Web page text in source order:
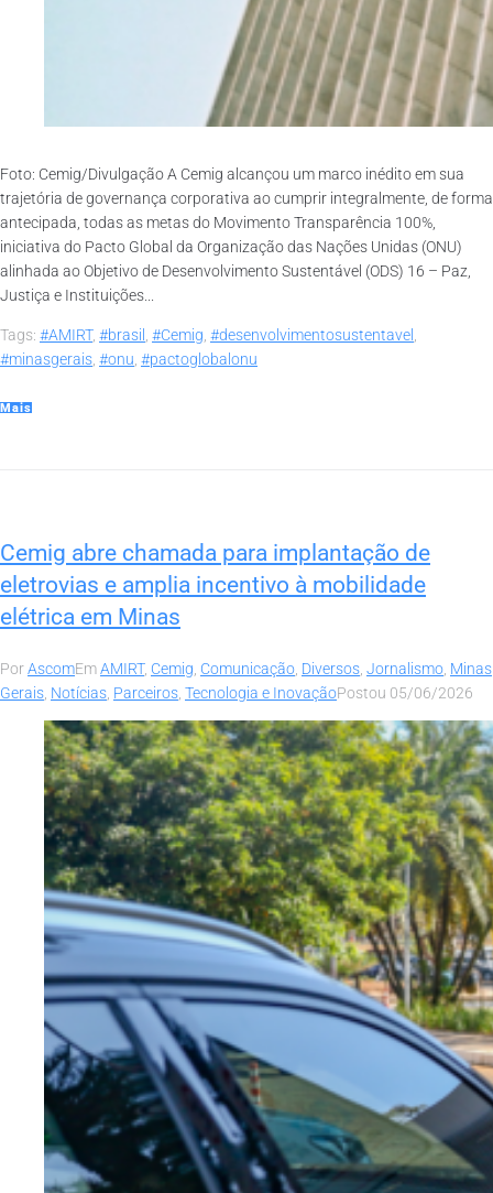
Foto: Cemig/Divulgação A Cemig alcançou um marco inédito em sua
trajetória de governança corporativa ao cumprir integralmente, de forma
antecipada, todas as metas do Movimento Transparência 100%,
iniciativa do Pacto Global da Organização das Nações Unidas (ONU)
alinhada ao Objetivo de Desenvolvimento Sustentável (ODS) 16 – Paz,
Justiça e Instituições...
Tags: #AMIRT, #brasil , #Cemig, #desenvolvimentosustentavel ,
#minasgerais, #onu, #pactoglobalonu
Mais
Cemig abre chamada para implantação de
eletrovias e amplia incentivo à mobilidade
elétrica em Minas
PorAscomEmAMIRT, Cemig, Comunicação, Diversos, Jornalismo, Minas
Gerais, Notícias, Parceiros, Tecnologia e InovaçãoPostou 05/06/2026